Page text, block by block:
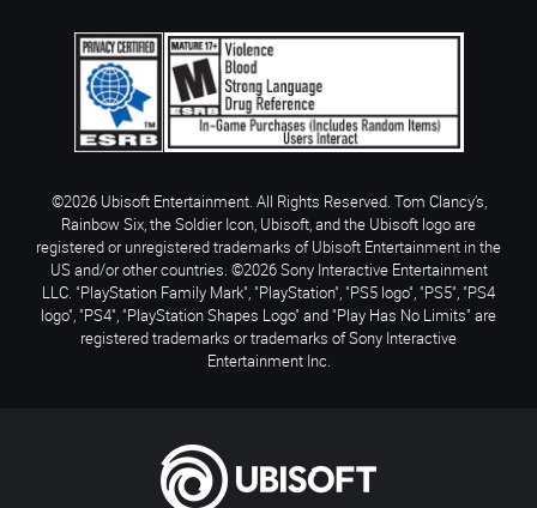
©2026 Ubisoft Entertainment. All Rights Reserved. Tom Clancy’s,
Rainbow Six, the Soldier Icon, Ubisoft, and the Ubisoft logo are
registered or unregistered trademarks of Ubisoft Entertainment in the
US and/or other countries. ©2026 Sony Interactive Entertainment
LLC. "PlayStation Family Mark", "PlayStation", "PS5 logo", "PS5", "PS4
logo", "PS4", "PlayStation Shapes Logo" and "Play Has No Limits" are
registered trademarks or trademarks of Sony Interactive
Entertainment Inc.